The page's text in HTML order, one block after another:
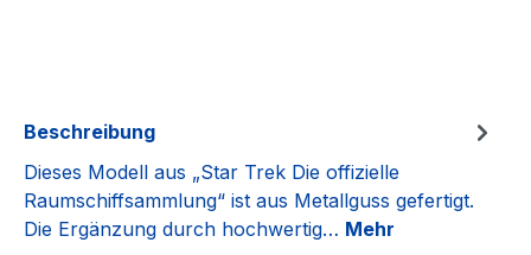
Beschreibung
Dieses Modell aus „Star Trek Die offizielle
Raumschiffsammlung“ ist aus Metallguss gefertigt.
Die Ergänzung durch hochwertig… Mehr